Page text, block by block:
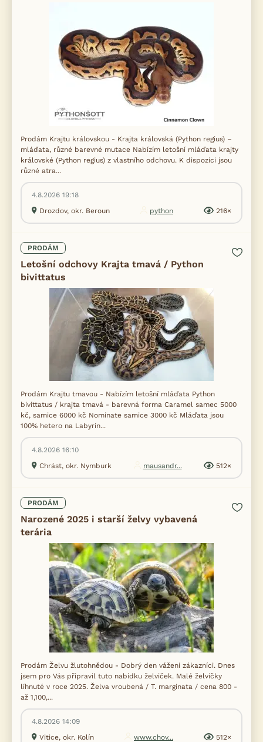
Prodám Krajtu královskou - Krajta královská (Python regius) –
mláďata, různé barevné mutace Nabízím letošní mláďata krajty
královské (Python regius) z vlastního odchovu. K dispozici jsou
různé atra...
4.8.2026 19:18
Drozdov, okr. Beroun
python 216×
PRODÁM
Letošní odchovy Krajta tmavá / Python
bivittatus
Prodám Krajtu tmavou - Nabízím letošní mláďata Python
bivittatus / krajta tmavá - barevná forma Caramel samec 5000
kč, samice 6000 kč Nominate samice 3000 kč Mláďata jsou
100% hetero na Labyrin...
4.8.2026 16:10
Chrást, okr. Nymburk
mausandr... 512×
PRODÁM
Narozené 2025 i starší želvy vybavená
terária
Prodám Želvu žlutohnědou - Dobrý den vážení zákazníci. Dnes
jsem pro Vás připravil tuto nabídku želviček. Malé želvičky
líhnuté v roce 2025. Želva vroubená / T. marginata / cena 800 -
až 1,100,...
4.8.2026 14:09
Vitice, okr. Kolín
www.chov... 512×